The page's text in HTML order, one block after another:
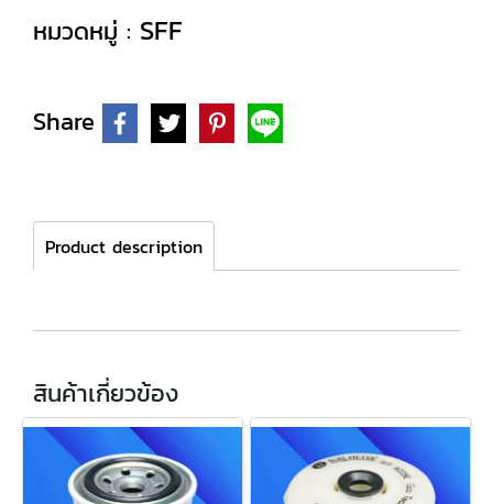
หมวดหมู่ : SFF
Share
Product description
สินค้าเกี่ยวข้อง